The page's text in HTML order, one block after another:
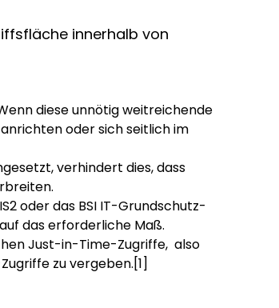
innerhalb von
diese unnötig weitreichende
oder sich seitlich im
verhindert dies, dass
oder das BSI IT-Grundschutz-
das erforderliche Maß.
Just-in-Time-Zugriffe, also
zu vergeben.[1]